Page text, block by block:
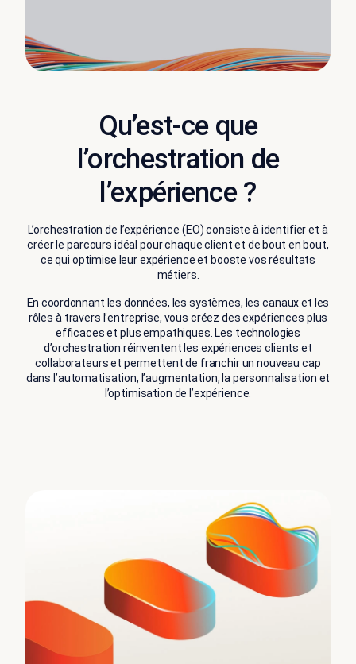
Qu’est-ce que
l’orchestration de
l’expérience ?
L’orchestration de l’expérience (EO) consiste à identifier et à
créer le parcours idéal pour chaque client et de bout en bout,
ce qui optimise leur expérience et booste vos résultats
métiers.
En coordonnant les données, les systèmes, les canaux et les
rôles à travers l’entreprise, vous créez des expériences plus
efficaces et plus empathiques. Les technologies
d’orchestration réinventent les expériences clients et
collaborateurs et permettent de franchir un nouveau cap
dans l’automatisation, l’augmentation, la personnalisation et
l’optimisation de l’expérience.